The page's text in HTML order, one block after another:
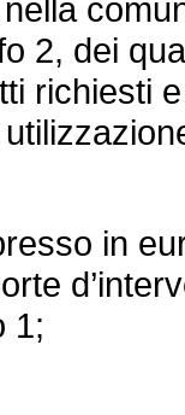
2, dei
richiesti
in
1;